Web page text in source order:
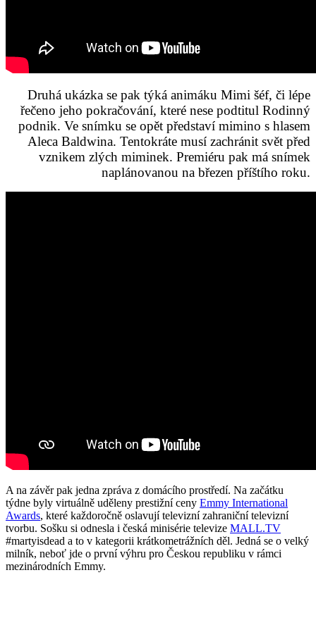
Druhá ukázka se pak týká animáku Mimi šéf, či lépe
řečeno jeho pokračování, které nese podtitul Rodinný
podnik. Ve snímku se opět představí mimino s hlasem
Aleca Baldwina. Tentokráte musí zachránit svět před
vznikem zlých miminek. Premiéru pak má snímek
naplánovanou na březen příštího roku.
A na závěr pak jedna zpráva z domácího prostředí. Na začátku
týdne byly virtuálně uděleny prestižní ceny Emmy International
Awards, které každoročně oslavují televizní zahraniční televizní
tvorbu. Sošku si odnesla i česká minisérie televize MALL.TV
#martyisdead a to v kategorii krátkometrážních děl. Jedná se o velký
milník, neboť jde o první výhru pro Českou republiku v rámci
mezinárodních Emmy.